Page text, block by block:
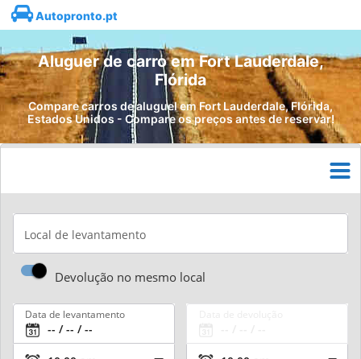
Autopronto.pt
Aluguer de carro em Fort Lauderdale,
Flórida
Compare carros de aluguel em Fort Lauderdale, Flórida,
Estados Unidos - Compare os preços antes de reservar!
Local de levantamento
Devolução no mesmo local
Data de levantamento